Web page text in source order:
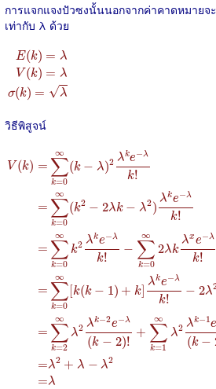
การแจกแจงปัวซงนั้นนอกจากค่าคาดหมาย
เท่ากับ λ ด้วย
E(k) = λ
V(k) = λ
σ(k) = √λ
k)=λ k
วิธีพิสูจน์
V (k) =
∞
∑
k=0
(k − λ)2 λke−λ
k!
=
∞
∑
k=0
(k2 − 2λk − λ2)
λke−λ
k!
=
∞
∑
k=0
k2 λke−λ
k!
−
∞
∑
k=0
2λk
λxe−λ
k!
=
∞
∑
k=0
[k(k − 1 ) + k]
λke−λ
k!
− 2λ
=
∞
∑
k=2
λ2 λk−2e−λ
(k − 2)!
+
∞
∑
k=1
λ2 λk−1e
(k −
=λ2 + λ − λ2
=λ
=0 λ k −λ